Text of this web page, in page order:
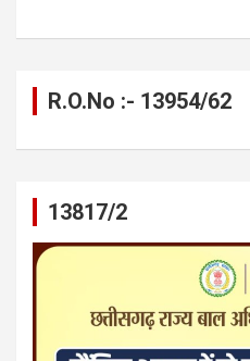
R.O.No :- 13954/62
13817/2